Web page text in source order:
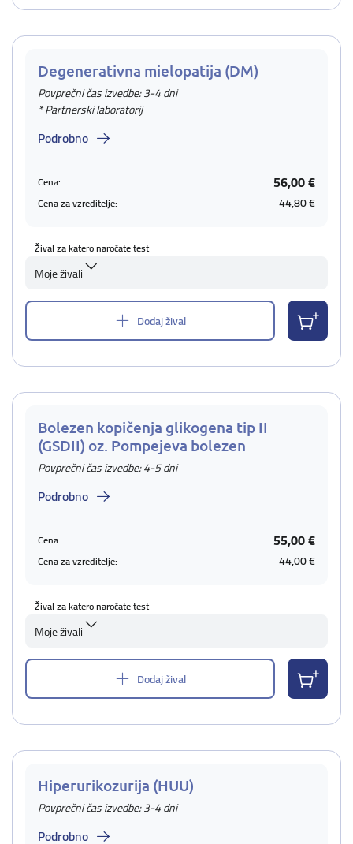
Degenerativna mielopatija (DM)
Povprečni čas izvedbe: 3-4 dni
* Partnerski laboratorij
Podrobno
Cena: 56,00 €
Cena za vzreditelje: 44,80 €
Žival za katero naročate test
Moje živali
Dodaj žival
Bolezen kopičenja glikogena tip II
(GSDII) oz. Pompejeva bolezen
Povprečni čas izvedbe: 4-5 dni
Podrobno
Cena: 55,00 €
Cena za vzreditelje: 44,00 €
Žival za katero naročate test
Moje živali
Dodaj žival
Hiperurikozurija (HUU)
Povprečni čas izvedbe: 3-4 dni
Podrobno